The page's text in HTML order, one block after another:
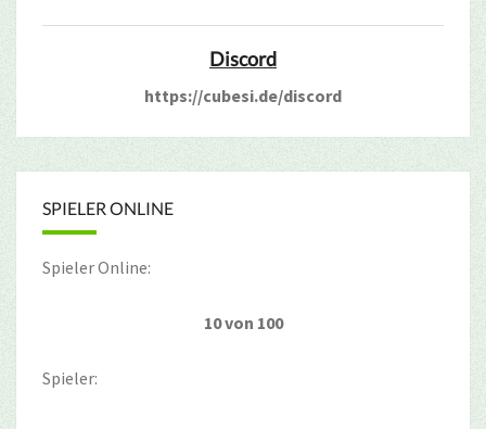
Discord
https://cubesi.de/discord
SPIELER ONLINE
Spieler Online:
10 von 100
Spieler: